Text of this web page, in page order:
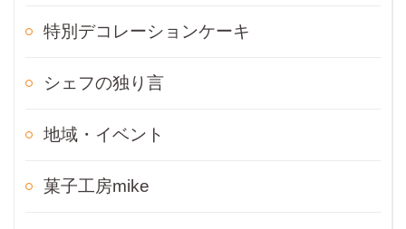
特別デコレーションケーキ
シェフの独り言
地域・イベント
菓子工房mike